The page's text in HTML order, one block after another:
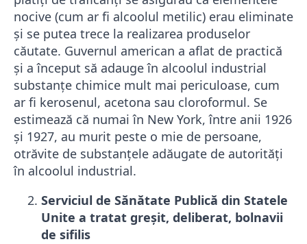
nocive (cum ar fi alcoolul metilic) erau eliminate
şi se putea trece la realizarea produselor
căutate. Guvernul american a aflat de practică
şi a început să adauge în alcoolul industrial
substanţe chimice mult mai periculoase, cum
ar fi kerosenul, acetona sau cloroformul. Se
estimează că numai în New York, între anii 1926
şi 1927, au murit peste o mie de persoane,
otrăvite de substanţele adăugate de autorităţi
în alcoolul industrial.
Serviciul de Sănătate Publică din Statele
Unite a tratat greşit, deliberat, bolnavii
de sifilis